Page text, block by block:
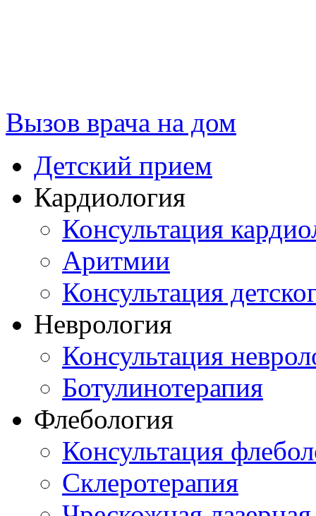
Вызов врача на дом
Детский прием
Кардиология
Консультация
Аритмии
Консультация
Неврология
Консультация
Ботулинотерапия
Флебология
Консультация
Склеротерапия